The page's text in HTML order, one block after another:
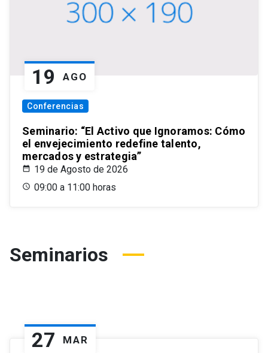
19 AGO
Conferencias
Seminario: “El Activo que Ignoramos: Cómo
el envejecimiento redefine talento,
mercados y estrategia”
19 de Agosto de 2026
09:00 a 11:00 horas
Seminarios
27 MAR